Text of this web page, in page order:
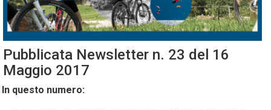
Pubblicata Newslettern. 23 del 16
Maggio 2017
In questo numero: